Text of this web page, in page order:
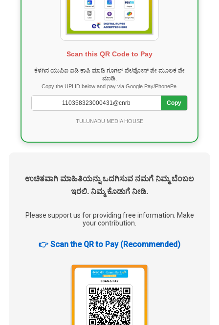
Scan this QR Code to Pay
ಕೆಳಗಿನ ಯುಪಿಐ ಐಡಿ ಕಾಪಿ ಮಾಡಿ ಗೂಗಲ್ ಪೇ/ಫೋನ್ ಪೇ ಮೂಲಕ ಪೇ
ಮಾಡಿ.
Copy the UPI ID below and pay via Google Pay/PhonePe.
Copy
TULUNADU MEDIA HOUSE
ಉಚಿತವಾಗಿ ಮಾಹಿತಿಯನ್ನು ಒದಗಿಸುವ ನಮಗೆ ನಿಮ್ಮ ಬೆಂಬಲ
ಇರಲಿ. ನಿಮ್ಮ ಕೊಡುಗೆ ನೀಡಿ.
Please support us for providing free information. Make
your contribution.
👉 Scan the QR to Pay (Recommended)